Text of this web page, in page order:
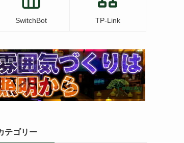
SwitchBot TP-Link
テゴリー